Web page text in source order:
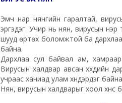
Эмч нар нянгийн гаралтай,
эргэдэг. Учир нь нян, вирусын нэр
шууд өртөх боломжтой ба дархлаа
байна.
Дархлаа сул байвал ам, хамраар
Вирусын халдвар авсан хүүхдийн
учраас ханиад улам хүндэрдэг
Нян, вирусын халдварыг хоол хүнс